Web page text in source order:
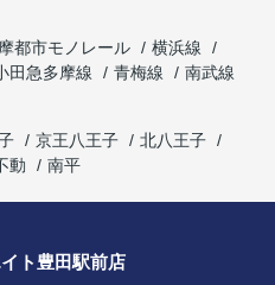
都市モノレール
横浜線
田急多摩線 青梅線
南武線
京王八王子
北八王子
動 南平
ト豊田駅前店